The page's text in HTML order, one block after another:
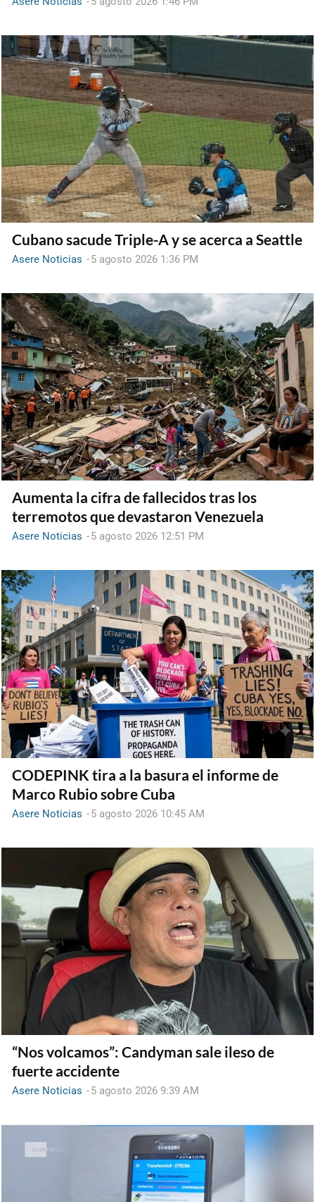
Cubano sacude Triple-A y se acerca a Seattle
Asere Noticias -5 agosto 2026 1:36 PM
Aumenta la cifra de fallecidos tras los
terremotos que devastaron Venezuela
Asere Noticias -5 agosto 2026 12:51 PM
CODEPINK tira a la basura el informe de
Marco Rubio sobre Cuba
Asere Noticias -5 agosto 2026 10:45 AM
“Nos volcamos”: Candyman sale ileso de
fuerte accidente
Asere Noticias -5 agosto 2026 9:39 AM